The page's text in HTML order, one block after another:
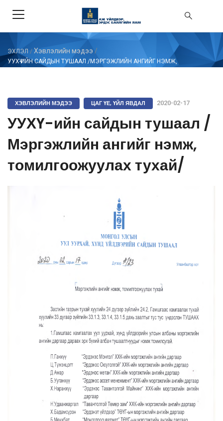
ЭХЛЭЛ / Хэвлэлийн мэдээ /
УУХҮ-ИЙН САЙДЫН ТУШААЛ /МЭРГЭЖЛИЙН АНГИЙГ НЭМЖ,
ХЭВЛЭЛИЙН МЭДЭЭ ЦАГ ҮЕ, ҮЙЛ ЯВДАЛ 2020-02-17
УУХҮ-ийн сайдын тушаал /
Мэргэжлийн ангийг нэмж,
томилгоожуулах тухай/